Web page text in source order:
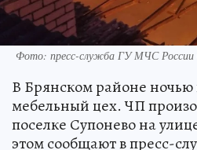
Фото: пресс-служба ГУ МЧС России
В Брянском районе
мебельный цех. ЧП
поселке Супонево на
этом сообщают в пресс-